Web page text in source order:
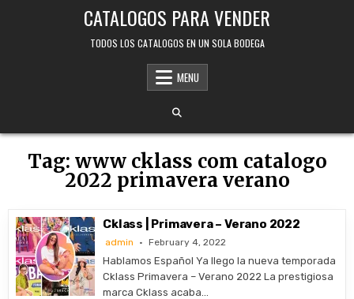
CATALOGOS PARA VENDER
TODOS LOS CATALOGOS EN UN SOLA BODEGA
MENU
Tag: www cklass com catalogo
2022 primavera verano
Cklass | Primavera – Verano 2022
admin February 4, 2022
Hablamos Español Ya llego la nueva temporada
Cklass Primavera – Verano 2022 La prestigiosa
marca Cklass acaba…